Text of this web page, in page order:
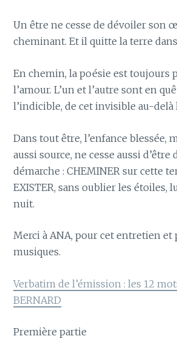
Un être ne cesse de dévoiler son
cheminant. Et il quitte la terre
En chemin, la poésie est toujours
l’amour. L’un et l’autre sont en
l’indicible, de cet invisible au-delà
Dans tout être, l’enfance blessée,
aussi source, ne cesse aussi d’être
démarche : CHEMINER sur cette
EXISTER, sans oublier les étoiles,
nuit.
Merci à ANA, pour cet entretien et
musiques.
Verbatim de l’émission : les 12
BERNARD
Première partie